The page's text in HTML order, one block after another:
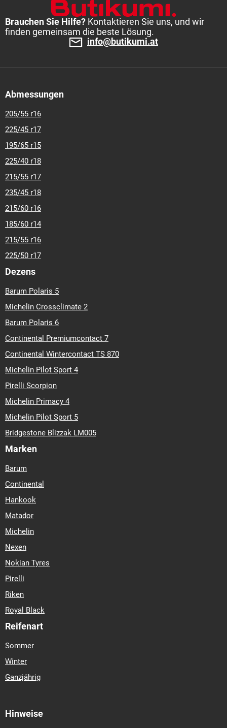
Brauchen Sie Hilfe? Kontaktieren Sie uns, und wir
finden gemeinsam die beste Lösung.
info@butikumi.at
Abmessungen
205/55 r16
225/45 r17
195/65 r15
225/40 r18
215/55 r17
235/45 r18
215/60 r16
185/60 r14
215/55 r16
225/50 r17
Dezens
Barum Polaris 5
Michelin Crossclimate 2
Barum Polaris 6
Continental Premiumcontact 7
Continental Wintercontact TS 870
Michelin Pilot Sport 4
Pirelli Scorpion
Michelin Primacy 4
Michelin Pilot Sport 5
Bridgestone Blizzak LM005
Marken
Barum
Continental
Hankook
Matador
Michelin
Nexen
Nokian Tyres
Pirelli
Riken
Royal Black
Reifenart
Sommer
Winter
Ganzjährig
Hinweise